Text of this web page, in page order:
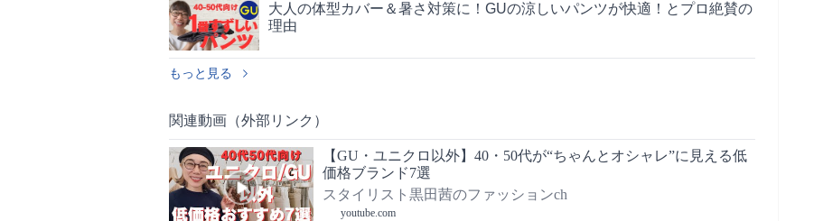
大人の体型カバー＆暑さ対策に！GUの涼しいパンツが快適！とプロ絶賛の
理由
もっと見る
関連動画（外部リンク）
【GU・ユニクロ以外】40・50代が“ちゃんとオシャレ”に見える低
価格ブランド7選
スタイリスト黒田茜のファッションch
youtube.com